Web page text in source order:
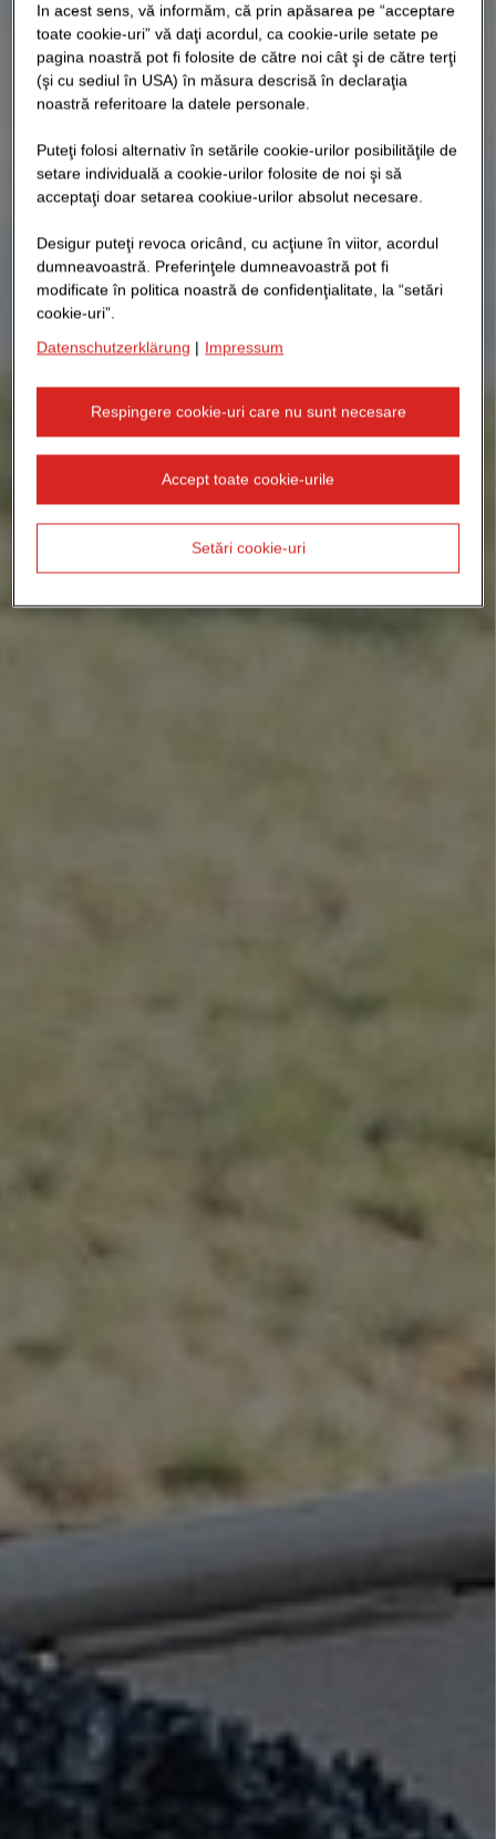
In acest sens, vă informăm, că prin apăsarea pe “acceptare
toate cookie-uri” vă daţi acordul, ca cookie-urile setate pe
pagina noastră pot fi folosite de către noi cât şi de către terţi
(şi cu sediul în USA) în măsura descrisă în declaraţia
noastră referitoare la datele personale.
Puteţi folosi alternativ în setările cookie-urilor posibilităţile de
setare individuală a cookie-urilor folosite de noi şi să
acceptaţi doar setarea cookiue-urilor absolut necesare.
Desigur puteţi revoca oricând, cu acţiune în viitor, acordul
dumneavoastră. Preferinţele dumneavoastră pot fi
modificate în politica noastră de confidenţialitate, la “setări
cookie-uri”.
Datenschutzerklärung | Impressum
Respingere cookie-uri care nu sunt necesare
Accept toate cookie-urile
Setări cookie-uri